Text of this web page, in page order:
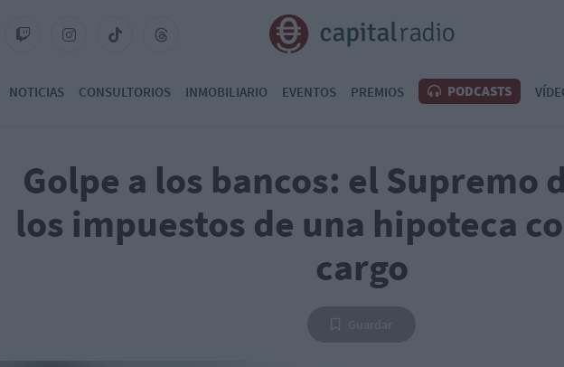
NOTICIAS CONSULTORIOS INMOBILIARIO EVENTOS PREMIOS PODCASTS
Golpe a los bancos: el Supremo
los impuestos de una hipoteca
cargo